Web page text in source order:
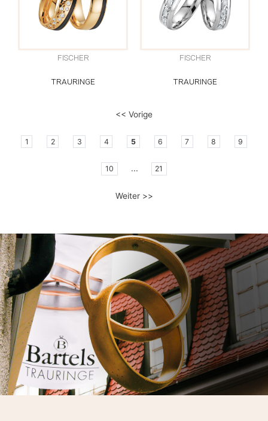
FISCHER
TRAURINGE
FISCHER
TRAURINGE
<< Vorige
1 2 3 4 5 6 7 8 9
10 ... 21
Weiter >>